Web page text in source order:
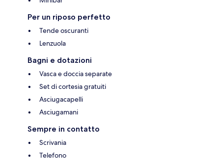
Per un riposo perfetto
Tende oscuranti
Lenzuola
Bagni e dotazioni
Vasca e doccia separate
Set di cortesia gratuiti
Asciugacapelli
Asciugamani
Sempre in contatto
Scrivania
Telefono